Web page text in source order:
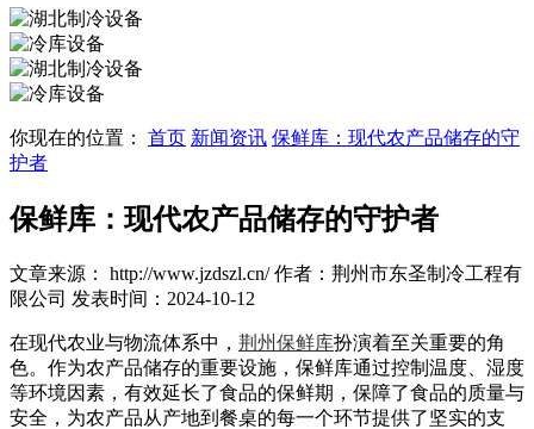
你现在的位置： 首页 新闻资讯 保鲜库：现代农产品储存的守
护者
保鲜库：现代农产品储存的守护者
文章来源： http://www.jzdszl.cn/作者：荆州市东圣制冷工程有
限公司 发表时间：2024-10-12
在现代农业与物流体系中， 荆州保鲜库扮演着至关重要的角
色。作为农产品储存的重要设施，保鲜库通过控制温度、湿度
等环境因素，有效延长了食品的保鲜期，保障了食品的质量与
安全，为农产品从产地到餐桌的每一个环节提供了坚实的支